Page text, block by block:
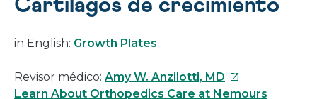
Cartílagos de crecimiento
in English: Growth Plates
Revisor médico: Amy W. Anzilotti, MD Este
enlace
Learn About Orthopedics Care at Nemours